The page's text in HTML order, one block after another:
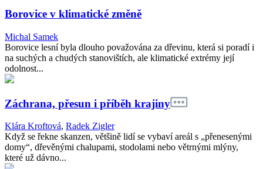
Borovice v klimatické změně
Michal Samek
Borovice lesní byla dlouho považována za dřevinu, která si poradí i
na suchých a chudých stanovištích, ale klimatické extrémy její
odolnost...
Záchrana, přesun i příběh krajiny
Klára Kroftová, Radek Zigler
Když se řekne skanzen, většině lidí se vybaví areál s „přenesenými
domy“, dřevěnými chalupami, stodolami nebo větrnými mlýny,
které už dávno...